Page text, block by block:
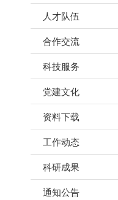
人才队伍
合作交流
科技服务
党建文化
资料下载
工作动态
科研成果
通知公告